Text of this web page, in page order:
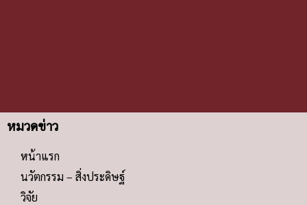
หมวดข่าว
หน้าแรก
นวัตกรรม – สิ่งประดิษฐ์
วิจัย